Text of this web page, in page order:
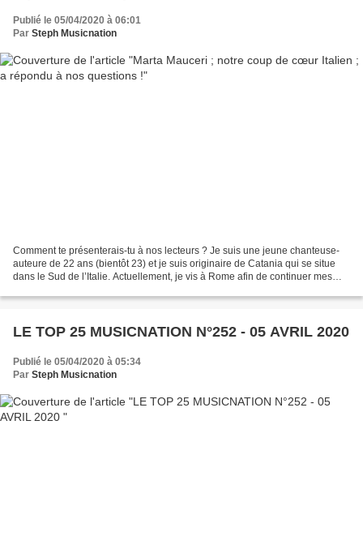
Publié le 05/04/2020 à 06:01
Par Steph Musicnation
Comment te présenterais-tu à nos lecteurs ? Je suis une jeune chanteuse-
auteure de 22 ans (bientôt 23) et je suis originaire de Catania qui se situe
dans le Sud de l’Italie. Actuellement, je vis à Rome afin de continuer mes
LE TOP 25 MUSICNATION N°252 - 05 AVRIL 2020
Publié le 05/04/2020 à 05:34
Par Steph Musicnation